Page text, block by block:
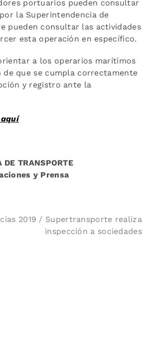
portuarios pueden consultar
la Superintendencia de
pueden consultar las actividades
esta operación en específico.
a los operarios marítimos
de que se cumpla correctamente
y registro ante la
DE TRANSPORTE
y Prensa
2019 / Supertransporte realiza
inspección a sociedades